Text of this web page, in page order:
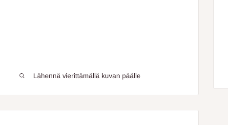
Lähennä vierittämällä kuvan päälle